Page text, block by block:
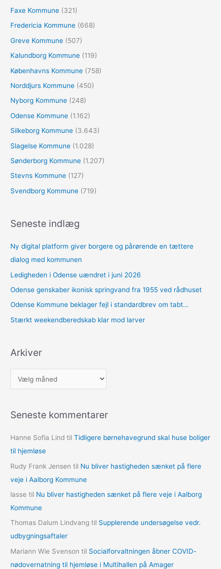
rFaxe Kommune (321)
Fredericia Kommune (668)
Greve Kommune (507)
Kalundborg Kommune (119)
Københavns Kommune (758)
Norddjurs Kommune (450)
Nyborg Kommune (248)
Odense Kommune (1.162)
Silkeborg Kommune (3.643)
Slagelse Kommune (1.028)
Sønderborg Kommune (1.207)
Stevns Kommune (127)
Svendborg Kommune (719)
Seneste indlæg
Ny digital platform giver borgere og pårørende en tættere
dialog med kommunen
Ledigheden i Odense uændret i juni 2026
Odense genskaber ikonisk springvand fra 1955 ved rådhuset
Odense Kommune beklager fejl i standardbrev om tabt…
Stærkt weekendberedskab klar mod larver
Arkiver
r
i
e
r
Seneste kommentarer
Hanne Sofia Lind tilTidligere børnehavegrund skal huse boliger
til hjemløse
Rudy Frank Jensen til Nu bliver hastigheden sænket på flere
veje i Aalborg Kommune
lasse til Nu bliver hastigheden sænket på flere veje i Aalborg
Kommune
Thomas Dalum Lindvang til Supplerende undersøgelse vedr.
udbygningsaftaler
Mariann Wie Svenson til Socialforvaltningen åbner COVID-
nødovernatning til hjemløse i Multihallen på Amager